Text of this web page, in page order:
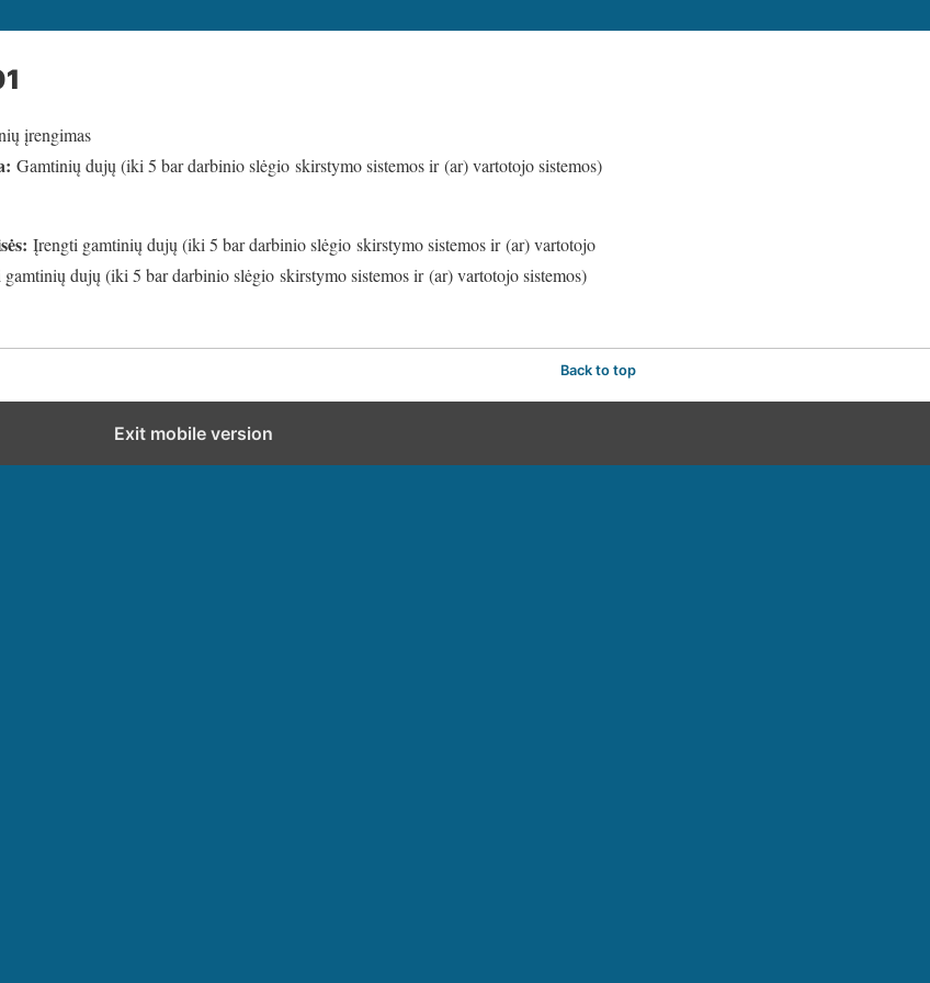
įrengimas
Gamtinių dujų (iki 5 bar darbinio slėgio skirstymo sistemos ir (ar) vartotojo sistemos)
Įrengti gamtinių dujų (iki 5 bar darbinio slėgio skirstymo sistemos ir (ar) vartotojo
dujų (iki 5 bar darbinio slėgio skirstymo sistemos ir (ar) vartotojo sistemos)
Back to top
Exit mobile version